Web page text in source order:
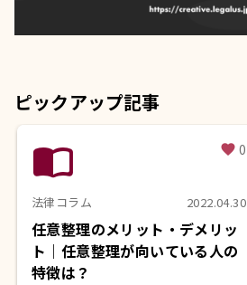
ピックアップ記事
import_contacts favorite 0
法律コラム 2022.04.30
任意整理のメリット・デメリッ
ト｜任意整理が向いている人の
特徴は？